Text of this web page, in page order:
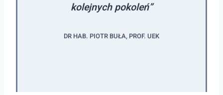
kolejnych pokoleń”
DR HAB. PIOTR BUŁA, PROF. UEK